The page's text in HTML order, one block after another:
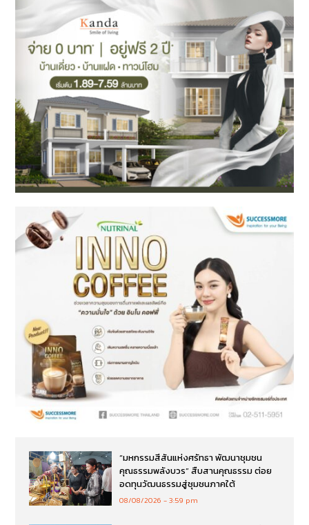
“มหกรรมสีสันแห่งศรัทธา พัฒนาชุมชน
คุณธรรมพลังบวร” สืบสานคุณธรรม ต่อย
อดทุนวัฒนธรรมสู่ชุมชนภาคใต้
08/08/2026 3:59 pm